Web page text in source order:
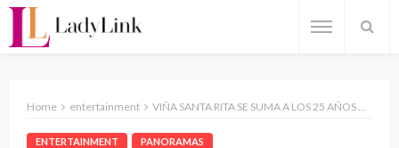
Home entertainment VIÑA SANTA RITA SE SUMA A LOS 25 AÑOS DEL DÍA DE LOS PATRIMONIOS
ENTERTAINMENT PANORAMAS